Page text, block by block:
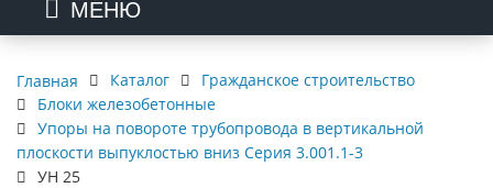
МЕНЮ
Главная Каталог
Гражданское строительство
Блоки железобетонные
Упоры на повороте трубопровода в вертикальной
плоскости выпуклостью вниз Серия 3.001.1-3
УН 25